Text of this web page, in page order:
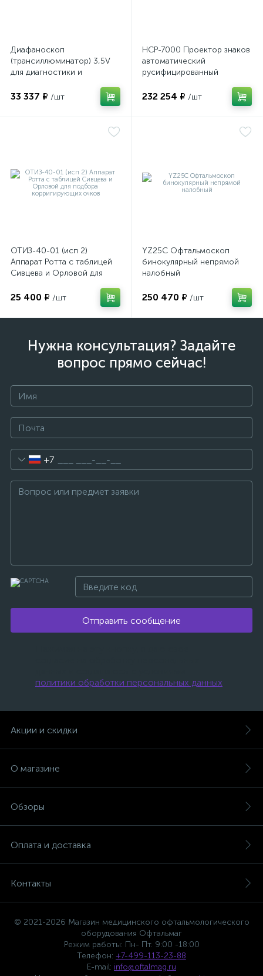
Диафаноскоп
(трансиллюминатор) 3,5V
для диагностики и
структур глазного яблока
33 337 ₽ /шт
НСР-7000 Проектор знаков
автоматический
русифицированный
232 254 ₽ /шт
ОТИЗ-40-01 (исп 2)
Аппарат Ротта с таблицей
Сивцева и Орловой для
очков
25 400 ₽ /шт
YZ25C Офтальмоскоп
бинокулярный непрямой
налобный
250 470 ₽ /шт
Нужна консультация? Задайте
вопрос прямо сейчас!
+7
Отправить сообщение
политики обработки персональных данных
Акции и скидки
О магазине
Обзоры
Оплата и доставка
Контакты
© 2021-2026 Магазин медицинского офтальмологического
оборудования Офтальмаг
Режим работы: Пн- Пт. 9:00 -18:00
Телефон: +7-499-113-23-88
E-mail: info@oftalmag.ru